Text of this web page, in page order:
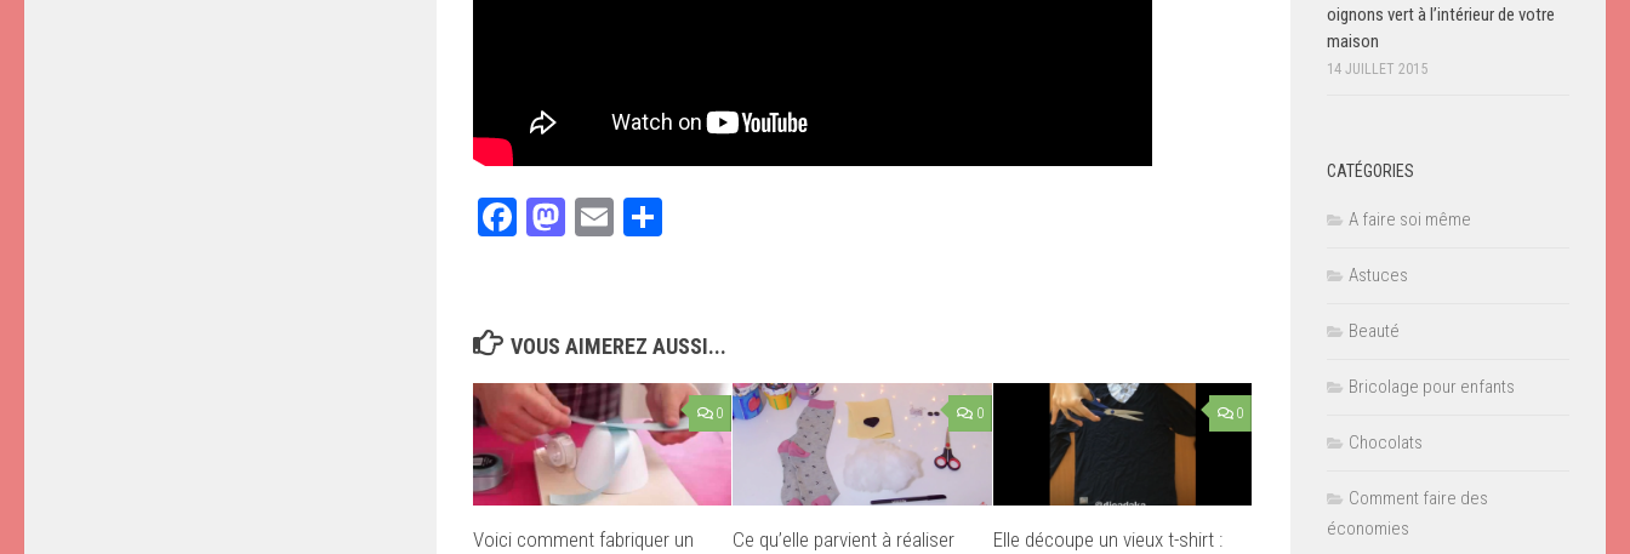
Facebook
Mastodon
Email
VOUS AIMEREZ AUSSI...
0
Voici comment fabriquer un
0
Ce qu’elle parvient à réaliser
0
Elle découpe un vieux t-shirt :
oignons vert à l’intérieur de votre
maison
14 JUILLET 2015
CATÉGORIES
A faire soi même
Astuces
Beauté
Bricolage pour enfants
Chocolats
Comment faire des
économies